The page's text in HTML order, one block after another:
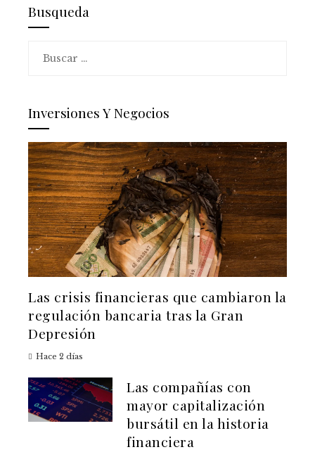
Busqueda
Inversiones Y Negocios
Las crisis financieras que cambiaron la
regulación bancaria tras la Gran
Depresión
Hace 2 días
Las compañías con
mayor capitalización
bursátil en la historia
financiera